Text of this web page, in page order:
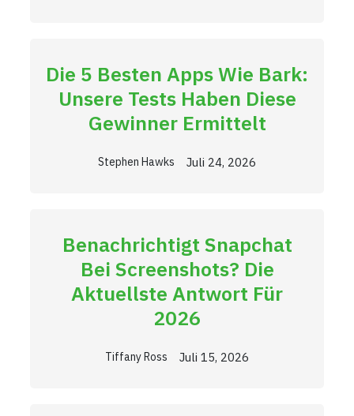
Die 5 Besten Apps Wie Bark:
Unsere Tests Haben Diese
Gewinner Ermittelt
Stephen Hawks Juli 24, 2026
Benachrichtigt Snapchat
Bei Screenshots? Die
Aktuellste Antwort Für
2026
Tiffany Ross Juli 15, 2026